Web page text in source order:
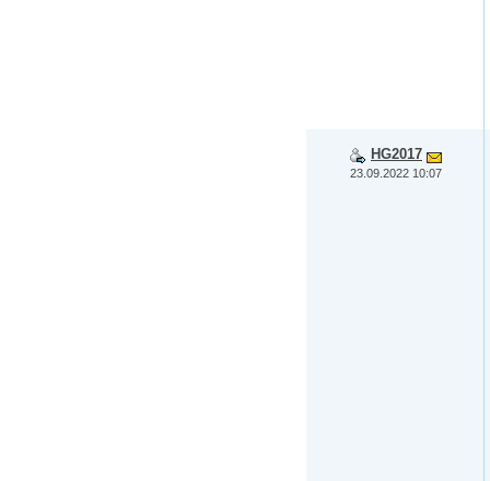
HG2017
23.09.2022 10:07